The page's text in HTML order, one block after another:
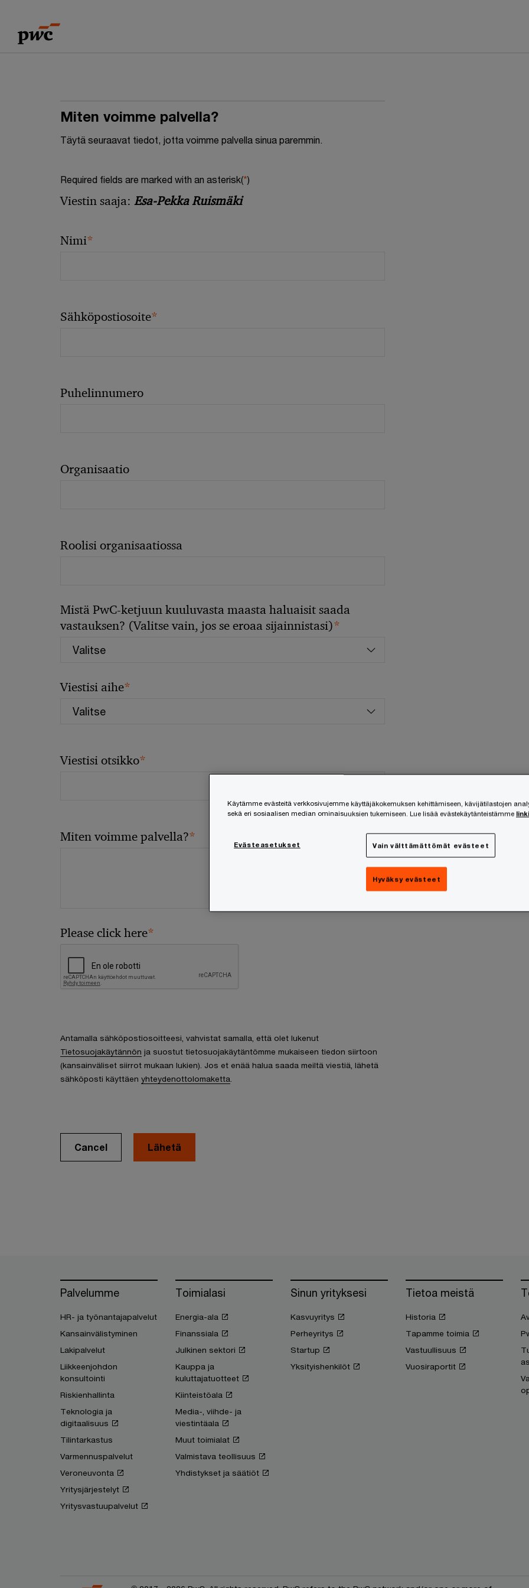
content
footer
Miten voimme palvella?
Täytä seuraavat tiedot, jotta voimme palvella sinua paremmin.
Required fields are marked with an asterisk(*)
Viestin saaja: Esa-Pekka Ruismäki
Nimi*
Sähköpostiosoite*
Puhelinnumero
Organisaatio
Roolisi organisaatiossa
Mistä PwC-ketjuun kuuluvasta maasta haluaisit saada
vastauksen? (Valitse vain, jos se eroaa sijainnistasi)*
Viestisi aihe*
Viestisi otsikko*
Miten voimme palvella?*
Please click here*
Antamalla sähköpostiosoitteesi, vahvistat samalla, että olet lukenut
Tietosuojakäytännön ja suostut tietosuojakäytäntömme mukaiseen tiedon siirtoon
(kansainväliset siirrot mukaan lukien). Jos et enää halua saada meiltä viestiä, lähetä
sähköposti käyttäen yhteydenottolomaketta
Cancel
Palvelumme
HR- ja työnantajapalvelut
Kansainvälistyminen
Lakipalvelut
Liikkeenjohdon
konsultointi
Riskienhallinta
Teknologia ja
digitaalisuus
Tilintarkastus
Varmennuspalvelut
Veroneuvonta
Yritysjärjestelyt
Yritysvastuupalvelut
Toimialasi
Energia-ala
Finanssiala
Julkinen sektori
Kauppa ja
kuluttajatuotteet
Kiinteistöala
Media-, viihde- ja
viestintäala
Muut toimialat
Valmistava teollisuus
Yhdistykset ja säätiöt
Sinun yrityksesi
Kasvuyritys
Perheyritys
Startup
Yksityishenkilöt
Tietoa meistä
Historia
Tapamme toimia
Vastuullisuus
Vuosiraportit
Käytämme evästeitä verkkosivujemme käyttäjäkokemuksen kehittämiseen, kävijätilastojen
sekä eri sosiaalisen median ominaisuuksien tukemiseen. Lue lisää evästekäytänteistämme
Evästeasetukset Vain välttämättömät evästeet
Hyväksy evästeet